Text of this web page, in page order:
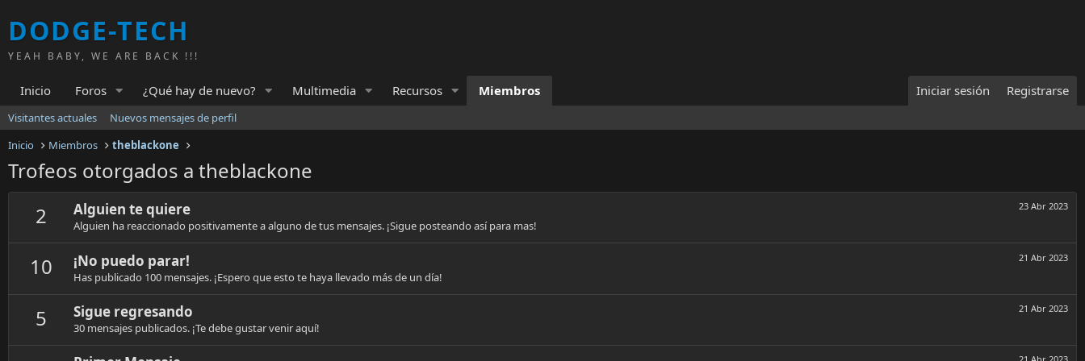
DODGE-TECH
YEAH BABY, WE ARE BACK !!!
Inicio Foros ¿Qué hay de nuevo? Multimedia Recursos Miembros Iniciar sesión Registrarse
Visitantes actuales
Nuevos mensajes de perfil
Inicio
Miembros theblackone
Trofeos otorgados a theblackone
2
23 Abr 2023
Alguien te quiere
Alguien ha reaccionado positivamente a alguno de tus mensajes. ¡Sigue posteando así para mas!
10 21 Abr 2023
¡No puedo parar!
Has publicado 100 mensajes. ¡Espero que esto te haya llevado más de un día!
5 21 Abr 2023
Sigue regresando
30 mensajes publicados. ¡Te debe gustar venir aquí!